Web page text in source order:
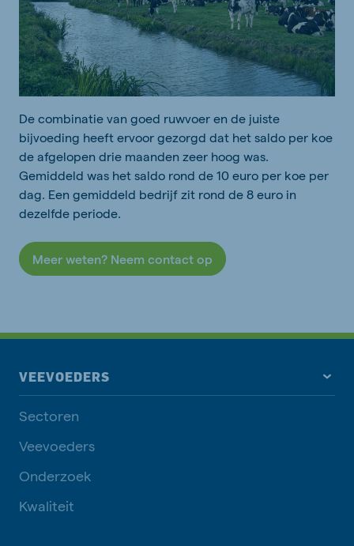
De combinatie van goed ruwvoer en de juiste
bijvoeding heeft ervoor gezorgd dat het saldo per koe
de afgelopen drie maanden zeer hoog was.
Gemiddeld was het saldo rond de 10 euro per koe per
dag. Een gemiddeld bedrijf zit rond de 8 euro in
dezelfde periode.
Meer weten? Neem contact op
VEEVOEDERS
Sectoren
Veevoeders
Onderzoek
Kwaliteit